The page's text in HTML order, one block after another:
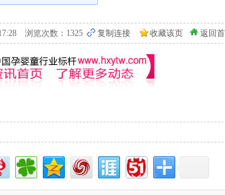
浏览次数：1325 复制连接 收藏该页 返回